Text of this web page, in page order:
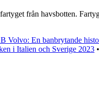
från havsbotten.
Volvo: En banbrytande
i Italien och Sverige 2023 •